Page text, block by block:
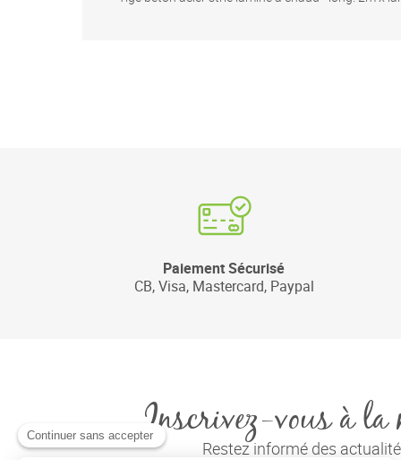
Paiement Sécurisé
CB, Visa, Mastercard, Paypal
Inscrivez-vous à la
Restez informé des